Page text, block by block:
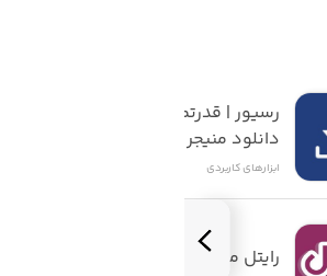
دانلود منیجر iOS
ابزار‌های کاربردی
رایتل من | My Rightel